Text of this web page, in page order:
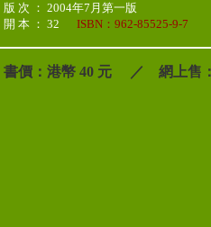
版 次 ： 2004年7月第一版
開 本 ： 32
ISBN：962-85525-9-7
書價：港幣 40 元 ／ 網上售